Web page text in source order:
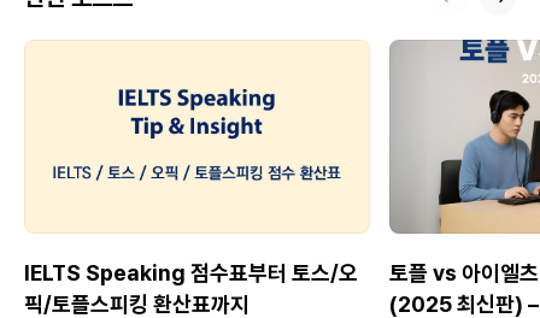
IELTS Speaking 점수표부터 토스/오
픽/토플스피킹 환산표까지
토플 vs 아이엘
(2025 최신판) –